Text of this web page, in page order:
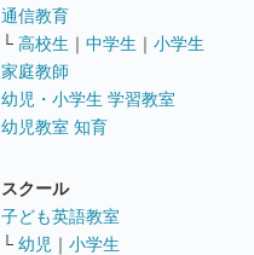
通信教育
└ 高校生 ｜ 中学生 ｜ 小学生
家庭教師
幼児・小学生 学習教室
幼児教室 知育
スクール
子ども英語教室
└ 幼児 ｜ 小学生